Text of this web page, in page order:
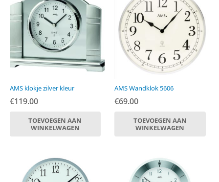
AMS klokje zilver kleur
€119.00
TOEVOEGEN AAN
WINKELWAGEN
AMS Wandklok 5606
€69.00
TOEVOEGEN AAN
WINKELWAGEN